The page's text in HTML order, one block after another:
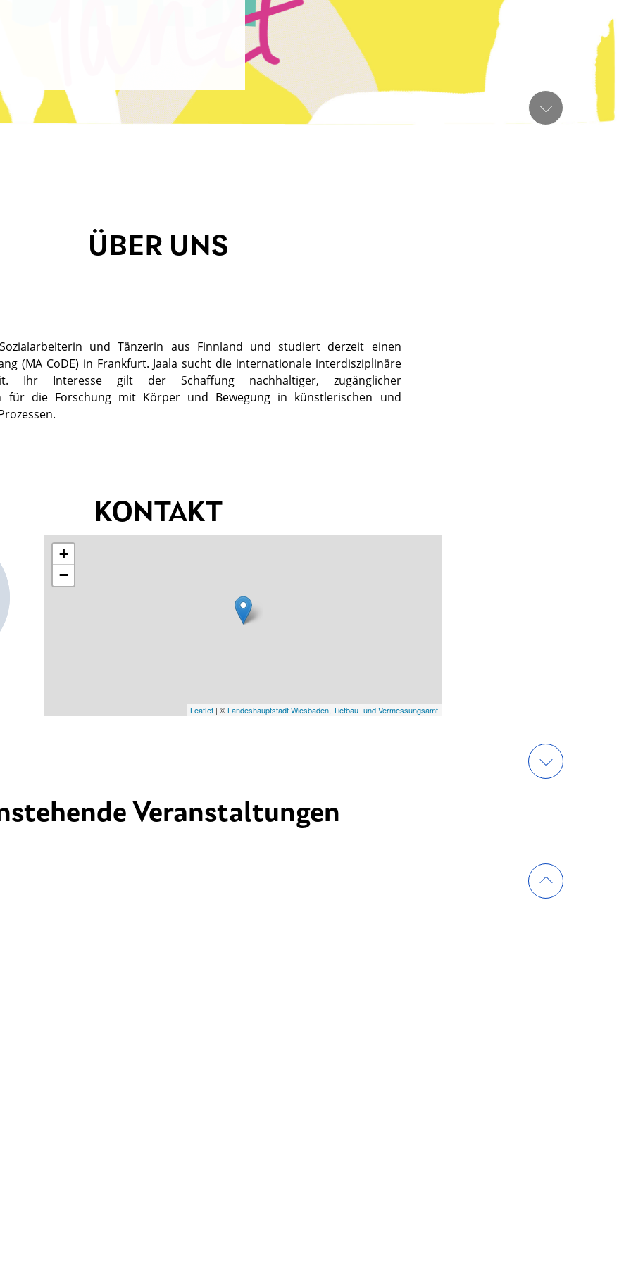
ÜBER UNS
und Tänzerin aus Finnland und studiert derzeit einen
(MA CoDE) in Frankfurt. Jaala sucht die internationale interdisziplinäre
Ihr Interesse gilt der Schaffung nachhaltiger, zugänglicher
für die Forschung mit Körper und Bewegung in künstlerischen und
KONTAKT
+
−
Leaflet | ©Landeshauptstadt Wiesbaden, Tiefbau- und Vermessungsamt
Veranstaltungen